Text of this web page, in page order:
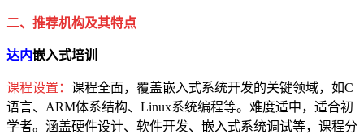
二、推荐机构及其特点
达内嵌入式培训
课程设置： 课程全面，覆盖嵌入式系统开发的关键领域，如C
语言、ARM体系结构、Linux系统编程等。难度适中，适合初
学者。涵盖硬件设计、软件开发、嵌入式系统调试等，课程分